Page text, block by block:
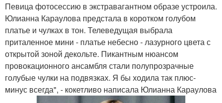
Певица фотосессию в экстравагантном образе устроила.
Юлианна Караулова предстала в коротком голубом
платье и чулках в тон. Телеведущая выбрала
приталенное мини - платье небесно - лазурного цвета с
открытой зоной декольте. Пикантным нюансом
провокационного ансамбля стали полупрозрачные
голубые чулки на подвязках. Я бы ходила так плюс-
минус всегда", - кокетливо написала Юлианна Караулова